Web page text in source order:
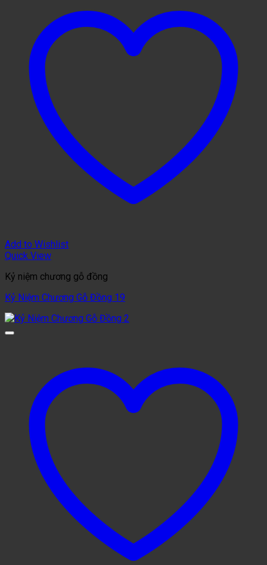
Add to Wishlist
Quick View
Kỷ niệm chương gỗ đồng
Kỷ Niệm Chương Gỗ Đồng 19